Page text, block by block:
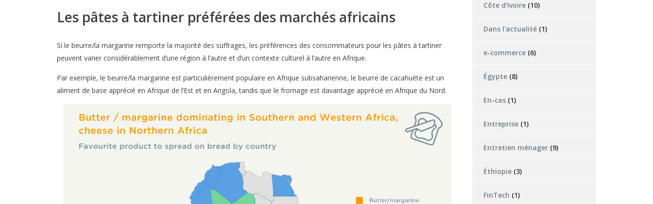
Les pâtes à tartiner préférées des marchés africains
Si le beurre/la margarine remporte la majorité des suffrages, les préférences des consommateurs pour les pâtes à tartiner
peuvent varier considérablement d’une région à l’autre et d’un contexte culturel à l’autre en Afrique.
Par exemple, le beurre/la margarine est particulièrement populaire en Afrique subsaharienne, le beurre de cacahuète est un
aliment de base apprécié en Afrique de l’Est et en Angola, tandis que le fromage est davantage apprécié en Afrique du Nord.
Côte d'Ivoire (10)
Dans l'actualité (1)
e-commerce (6)
Égypte (8)
En-cas (1)
Entreprise (1)
Entretien ménager (9)
Éthiopie (3)
FinTech (1)